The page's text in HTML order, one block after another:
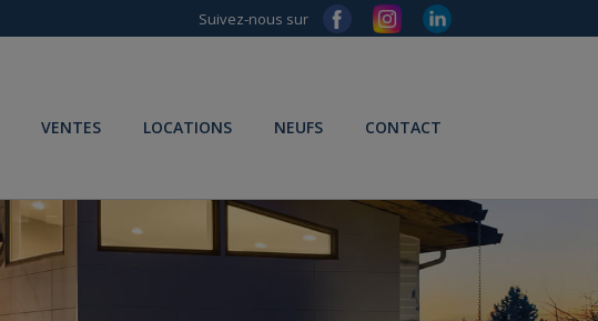
Suivez-nous sur
VENTES LOCATIONS NEUFS CONTACT